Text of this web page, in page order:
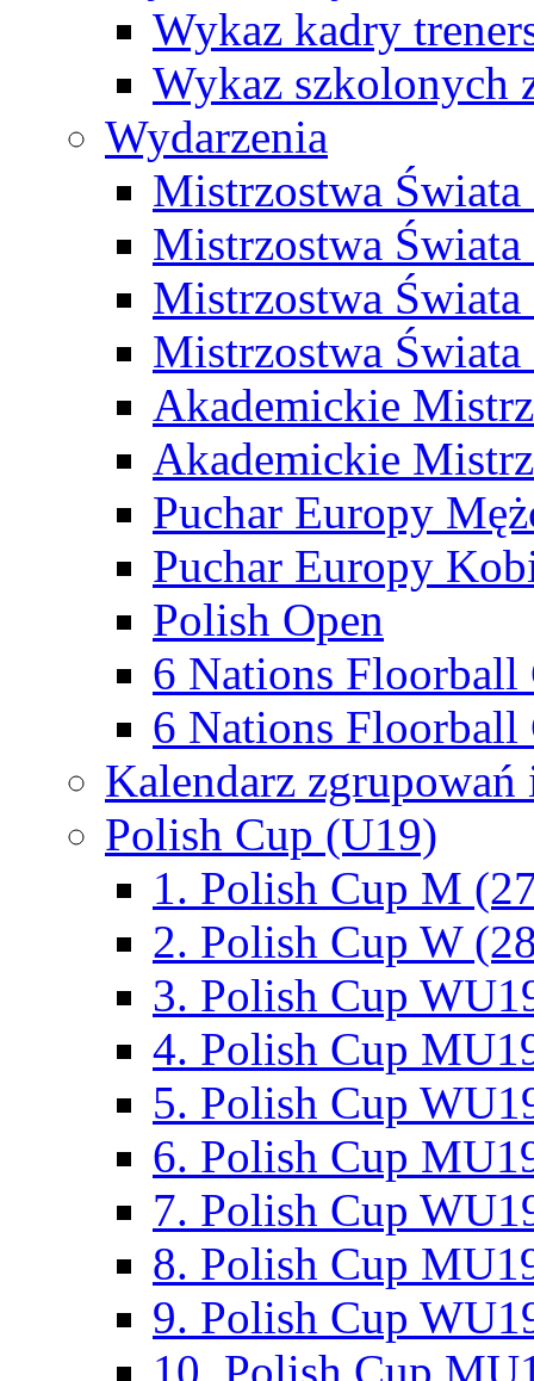
Wykaz kadry
Wykaz szkolonych
Wydarzenia
Mistrzostwa
Mistrzostwa
Mistrzostwa
Mistrzostwa
Akademickie
Akademickie
Puchar Europy
Puchar Europy
Polish Open
6 Nations Floorball
6 Nations Floorball
Kalendarz
Polish Cup (U19)
1. Polish Cup M
2. Polish Cup W
3. Polish Cup
4. Polish Cup
5. Polish Cup
6. Polish Cup
7. Polish Cup
8. Polish Cup
9. Polish Cup
10. Polish Cup